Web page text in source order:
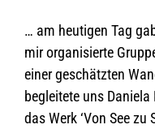
… am heu­ti­gen Tag
mir orga­ni­sierte
einer geschätz­ten
beglei­tete uns
das Werk ‘Von See